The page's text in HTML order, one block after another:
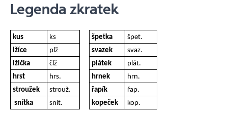
Legenda zkratek
kus ks špetka
špet.
lžíce
plž svazek
svaz.
lžička
člž plátek
plát.
hrst
hrs. hrnek
hrn.
stroužek
strouž. řapík
řap.
snítka
snít. kopeček kop.